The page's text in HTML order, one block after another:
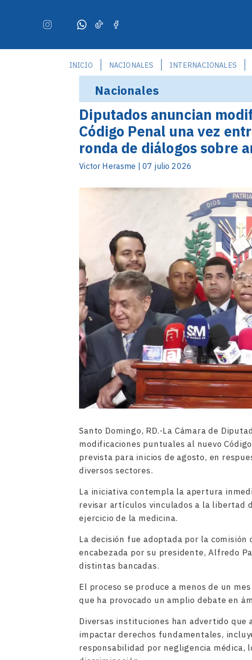
INICIO NACIONALES INTERNACIONALES
Nacionales
Diputados anuncian
Código Penal una vez
ronda de diálogos sobre
Victor Herasme | 07 julio 2026
Santo Domingo, RD.-La Cámara de
modificaciones puntuales al nuevo
prevista para inicios de agosto, en
diversos sectores.
La iniciativa contempla la apertura
revisar artículos vinculados a la libertad
ejercicio de la medicina.
La decisión fue adoptada por la
encabezada por su presidente, Alfredo
distintas bancadas.
El proceso se produce a menos de un
que ha provocado un amplio debate en
Diversas instituciones han advertido
impactar derechos fundamentales,
responsabilidad por negligencia médica,